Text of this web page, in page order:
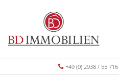
+49 (0) 2938 / 55 716